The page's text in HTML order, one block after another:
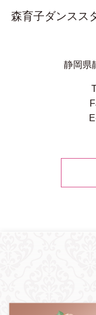
森育子ダンスス
静岡県
E-